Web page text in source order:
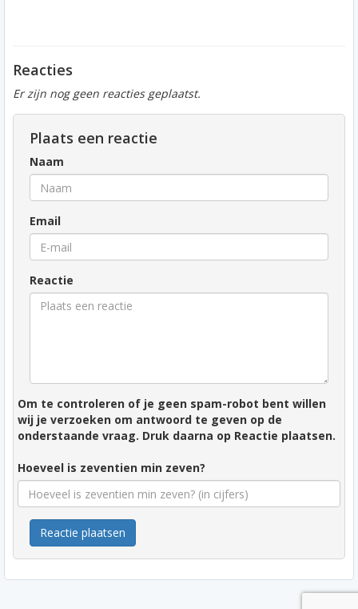
Reacties
Er zijn nog geen reacties geplaatst.
Plaats een reactie
Naam
Email
Reactie
Om te controleren of je geen spam-robot bent willen
wij je verzoeken om antwoord te geven op de
onderstaande vraag. Druk daarna op Reactie plaatsen.
Hoeveel is zeventien min zeven?
Reactie plaatsen